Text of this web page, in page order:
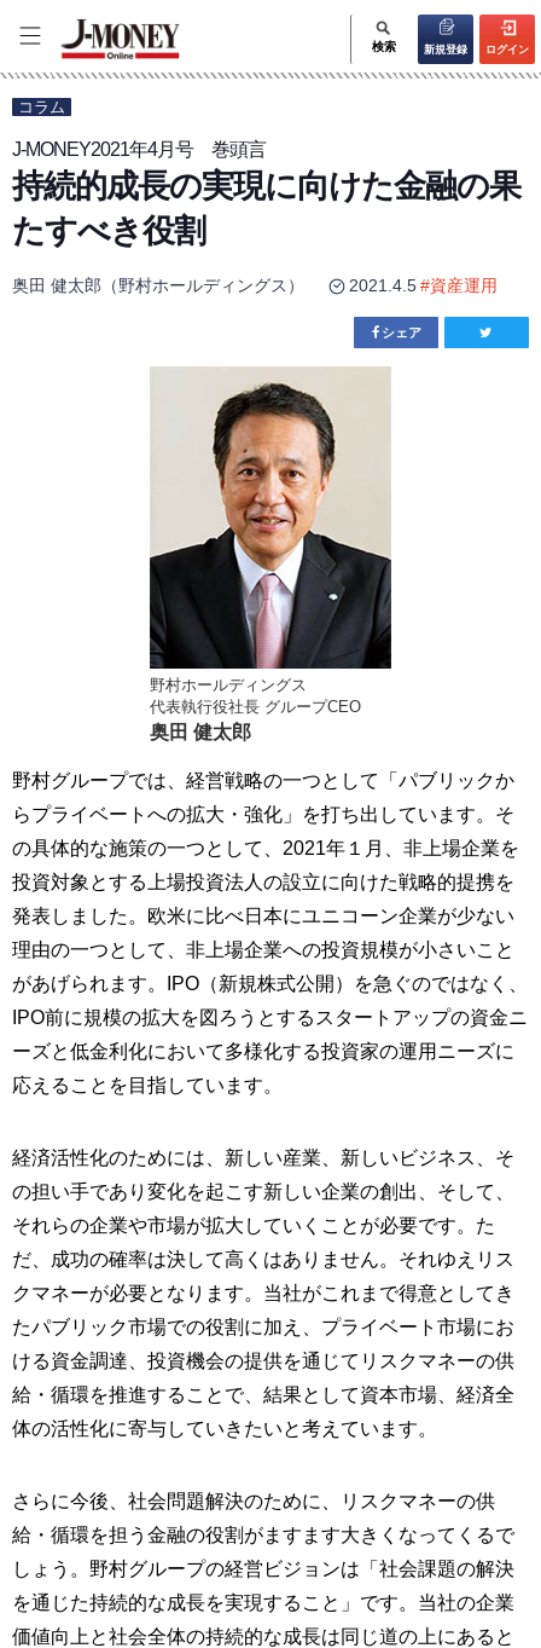
検索 新規登録 ログイン
コラム
J-MONEY2021年4月号 巻頭言
持続的成長の実現に向けた金融の果
たすべき役割
奥田 健太郎（野村ホールディングス） 2021.4.5#資産運用
シェア
野村ホールディングス
代表執行役社長 グループCEO
奥田 健太郎
野村グループでは、経営戦略の一つとして「パブリックか
らプライベートへの拡大・強化」を打ち出しています。そ
の具体的な施策の一つとして、2021年１月、非上場企業を
投資対象とする上場投資法人の設立に向けた戦略的提携を
発表しました。欧米に比べ日本にユニコーン企業が少ない
理由の一つとして、非上場企業への投資規模が小さいこと
があげられます。IPO（新規株式公開）を急ぐのではなく、
IPO前に規模の拡大を図ろうとするスタートアップの資金ニ
ーズと低金利化において多様化する投資家の運用ニーズに
応えることを目指しています。
経済活性化のためには、新しい産業、新しいビジネス、そ
の担い手であり変化を起こす新しい企業の創出、そして、
それらの企業や市場が拡大していくことが必要です。た
だ、成功の確率は決して高くはありません。それゆえリス
クマネーが必要となります。当社がこれまで得意としてき
たパブリック市場での役割に加え、プライベート市場にお
ける資金調達、投資機会の提供を通じてリスクマネーの供
給・循環を推進することで、結果として資本市場、経済全
体の活性化に寄与していきたいと考えています。
さらに今後、社会問題解決のために、リスクマネーの供
給・循環を担う金融の役割がますます大きくなってくるで
しょう。野村グループの経営ビジョンは「社会課題の解決
を通じた持続的な成長を実現すること」です。当社の企業
価値向上と社会全体の持続的な成長は同じ道の上にあると